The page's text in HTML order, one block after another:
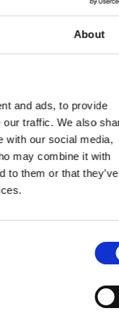
About
and ads, to provide
traffic. We also
with our social media,
may combine it with
to them or that they’ve
auf fremden
Bruttoentgelt
oder
(Brutto bis